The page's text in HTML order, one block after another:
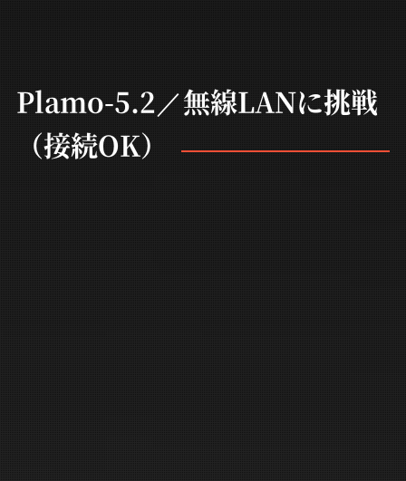
Plamo-5.2／無線LANに挑戦
（接続OK）